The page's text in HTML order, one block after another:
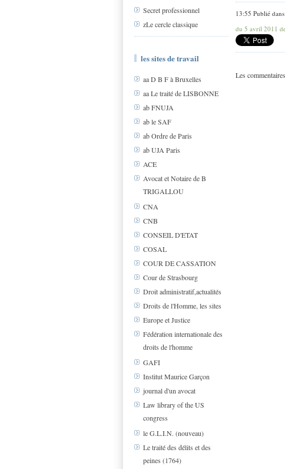
Secret professionnel
zLe cercle classique
les sites de travail
aa D B F à Bruxelles
aa Le traité de LISBONNE
ab FNUJA
ab le SAF
ab Ordre de Paris
ab UJA Paris
ACE
Avocat et Notaire de B
TRIGALLOU
CNA
CNB
CONSEIL D'ETAT
COSAL
COUR DE CASSATION
Cour de Strasbourg
Droit administratif,actualités
Droits de l'Homme, les sites
Europe et Justice
Fédération internationale des
droits de l'homme
GAFI
Institut Maurice Garçon
journal d'un avocat
Law library of the US
congress
le G.L.I.N. (nouveau)
Le traité des délits et des
peines (1764)
13:55 Publié dans
du 5 avril 2011
Les